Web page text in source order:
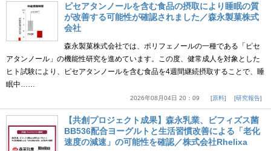
ピセアタンノールを含む食品の摂取により睡眠の質
が改善する可能性が確認されました／森永製菓株式
会社
森永製菓株式会社では、ポリフェノールの一種である「ピセ
アタンノール」の機能性研究を進めています。この度、健常成人を対象とした
ヒト試験により、ピセアタンノールを含む食品を4週間継続摂取することで、睡
眠中……
2026年08月04日 20：09 原料 研究報告
【共創プロジェクト成果】森永乳業、ビフィズス菌
BB536配合ヨーグルトと生活習慣改善による「老化
速度の減速」の可能性を確認／株式会社Rhelixa